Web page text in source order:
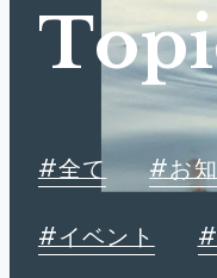
Topi
#全て #お
#イベント